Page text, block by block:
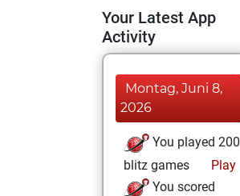
Your Latest App
Activity
Montag, Juni 8,
2026
You played 200
blitz games
Play
You scored